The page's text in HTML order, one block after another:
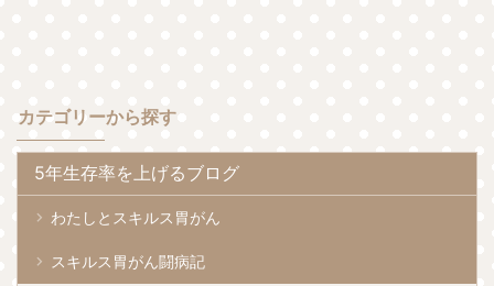
カテゴリーから探す
5年生存率を上げるブログ
わたしとスキルス胃がん
スキルス胃がん闘病記